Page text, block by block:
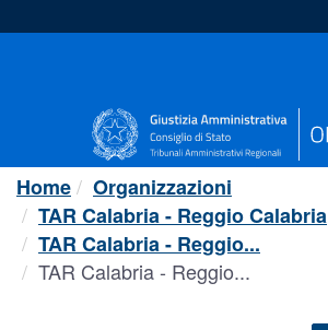
al
Home
Organizzazioni
TAR Calabria - Reggio Calabria
TAR Calabria - Reggio...
TAR Calabria - Reggio...